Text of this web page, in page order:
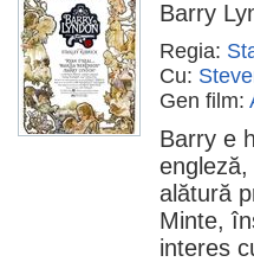
Barry
Regia:
Cu:
Gen film:
Barry e
alătură
Minte,
interes